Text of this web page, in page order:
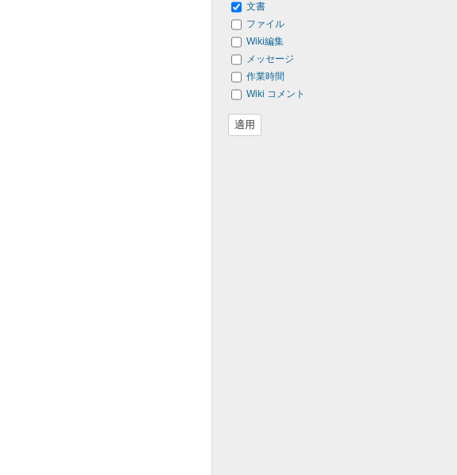
文書
ファイル
Wiki編集
メッセージ
作業時間
Wiki コメント